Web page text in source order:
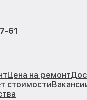
61
Цена на ремонт
стоимости